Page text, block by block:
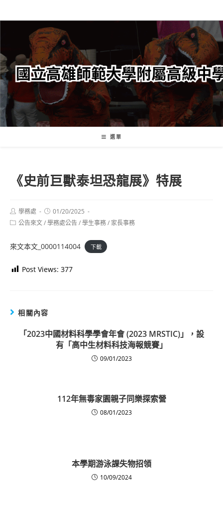
轉
要
內
容
選單
《史前巨獸泰坦恐龍展》特展
Post
author:
學務處
Post
published:
01/20/2025
Post公告來文/學務處公告/學生事務/ 家長事務
來文本文_0000114004 下載
Post Views: 377
相關內容
「2023中國材料科學學會年會 (2023 MRSTIC)」，設
有「高中生材料科技海報競賽」
09/01/2023
112年無毒家園親子同樂探索營
08/01/2023
本學期游泳課失物招領
10/09/2024